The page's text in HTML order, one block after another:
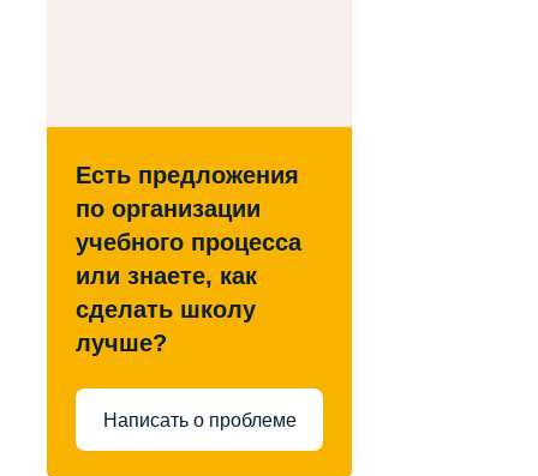
Есть предложения
по организации
учебного процесса
или знаете, как
сделать школу
лучше?
Написать о проблеме